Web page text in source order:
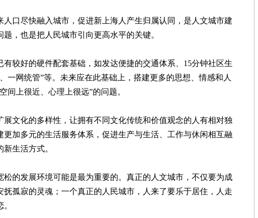
尽快融入城市，促进新上海人产生归属认同，是人文城市建
，也是把人民城市引向更高水平的关键。
好的硬件配套基础，如发达便捷的交通体系、15分钟社区生
一网统管”等。未来应在此基础上，搭建更多的思想、情感和人
间上很近、心理上很远”的问题。
化的多样性，让拥有不同文化传统和价值观念的人有相对独
更加多元的生活服务体系，促进生产与生活、工作与休闲相互融
生活方式。
的发展环境可能是最为重要的。真正的人文城市，不仅要为成
抚孤寂的灵魂；一个真正的人民城市，人来了要乐于居住，人走